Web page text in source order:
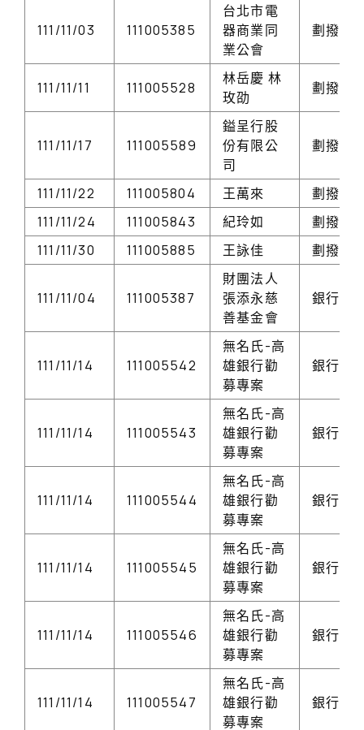
111/11/03 111005385
台北市電
器商業同
業公會
劃撥
111/11/11 111005528
林岳慶 林
玫劭
劃撥
111/11/17 111005589
鎰呈行股
份有限公
司
劃撥
111/11/22 111005804 王萬來
劃撥
111/11/24
111005843 紀玲如
劃撥
111/11/30
111005885 王詠佳 劃撥
111/11/04 111005387
財團法人
張添永慈
善基金會
銀行存
111/11/14 111005542
無名氏-高
雄銀行勸
募專案
銀行存
111/11/14 111005543
無名氏-高
雄銀行勸
募專案
銀行存
111/11/14 111005544
無名氏-高
雄銀行勸
募專案
銀行存
111/11/14 111005545
無名氏-高
雄銀行勸
募專案
銀行存
111/11/14 111005546
無名氏-高
雄銀行勸
募專案
銀行存
111/11/14 111005547
無名氏-高
雄銀行勸
募專案
銀行存